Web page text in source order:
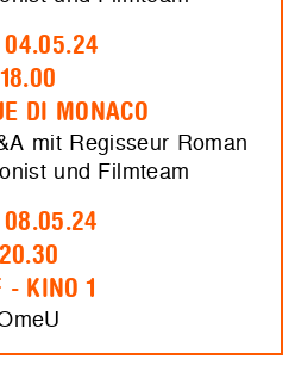
04.05.24
18.00
DI MONACO
mit Regisseur Roman
und Filmteam
20.30
- KINO 1